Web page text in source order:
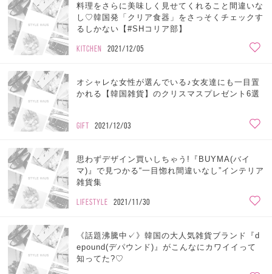
料理をさらに美味しく見せてくれること間違いな
し♡韓国発「クリア食器」をさっそくチェックす
るしかない【#SHコリア部】
KITCHEN 2021/12/05
オシャレな女性が選んでいる♪女友達にも一目置
かれる【韓国雑貨】のクリスマスプレゼント6選
GIFT 2021/12/03
思わずデザイン買いしちゃう!『BUYMA(バイ
マ)』で見つかる“一目惚れ間違いなし”インテリア
雑貨集
LIFESTYLE 2021/11/30
《話題沸騰中✓》韓国の大人気雑貨ブランド『d
epound(デパウンド)』がこんなにカワイイって
知ってた?♡